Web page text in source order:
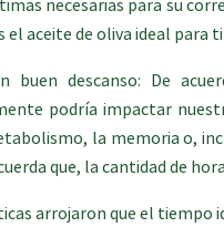
necesarias para su
el aceite de oliva ideal para
buen descanso: De
podría impactar
la memoria o,
que, la cantidad de
arrojaron que el tiempo